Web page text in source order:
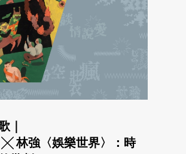
｜
╳ 林強〈娛樂世界〉：時